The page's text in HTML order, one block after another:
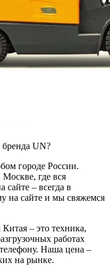
бренда UN?
городе России.
Москве, где вся
сайте – всегда в
на сайте и мы свяжемся
– это техника,
работах
Наша цена –
на рынке.